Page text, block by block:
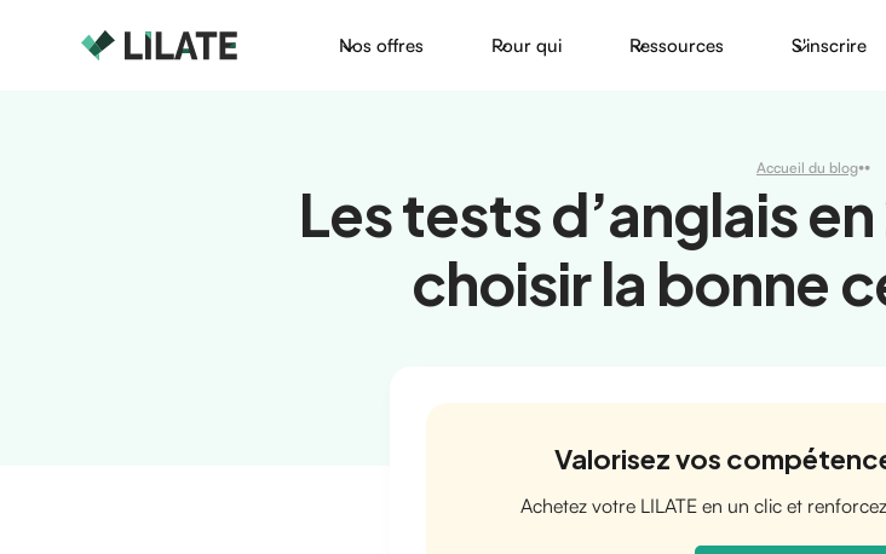
Nos offres Pour qui Ressources S'inscrire
Accueil du blog••
Les tests d’anglais
choisir la bonne
Valorisez vos
Achetez votre LILATE en un clic et